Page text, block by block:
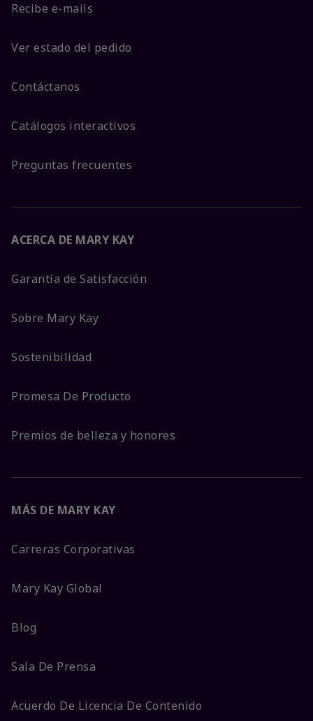
Recibe e-mails
Ver estado del pedido
Contáctanos
Catálogos interactivos
Preguntas frecuentes
ACERCA DE MARY KAY
Garantía de Satisfacción
Sobre Mary Kay
Sostenibilidad
Promesa De Producto
Premios de belleza y honores
MÁS DE MARY KAY
Carreras Corporativas
Mary Kay Global
Blog
Sala De Prensa
Acuerdo De Licencia De Contenido